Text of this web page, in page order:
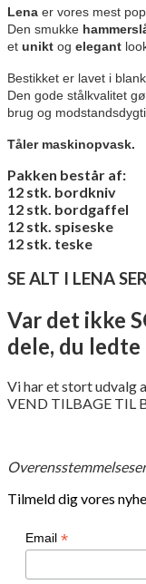
Lena er vores mest
Den smukke
et unikt og elegant
Bestikket er lavet i
Den gode stålkvalitet
brug og
Tåler maskinopvask.
Pakken består af:
12 stk. bordkniv
12 stk. bordgaffel
12 stk. spiseske
12 stk. teske
SE ALT I LENA
Var det ikke
dele, du
Vi har et stort udvalg
VEND TILBAGE TIL
Tilmeld dig vores
Email *